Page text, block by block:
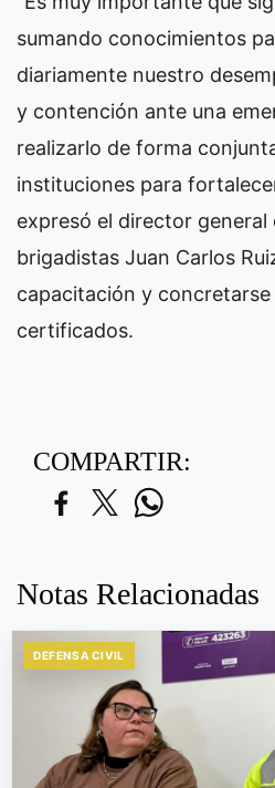
sumando conocimientos
diariamente nuestro
y contención ante una
realizarlo de forma
instituciones para
expresó el director general
brigadistas Juan Carlos
capacitación y
certificados.
COMPARTIR:
Notas Relacionadas
DEFENSA CIVIL